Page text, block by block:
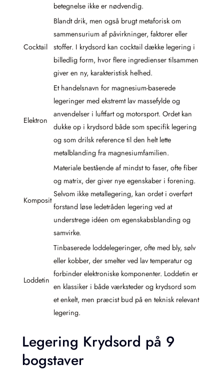
betegnelse ikke er nødvendig.
Cocktail
Blandt drik, men også brugt metaforisk om
sammensurium af påvirkninger, faktorer eller
stoffer. I krydsord kan cocktail dække legering i
billedlig form, hvor flere ingredienser tilsammen
giver en ny, karakteristisk helhed.
Elektron
Et handelsnavn for magnesium-baserede
legeringer med ekstremt lav massefylde og
anvendelser i luftfart og motorsport. Ordet kan
dukke op i krydsord både som specifik legering
og som drilsk reference til den helt lette
metalblanding fra magnesiumfamilien.
Komposit
Materiale bestående af mindst to faser, ofte fiber
og matrix, der giver nye egenskaber i forening.
Selvom ikke metallegering, kan ordet i overført
forstand løse ledetråden legering ved at
understrege idéen om egenskabsblanding og
samvirke.
Loddetin
Tinbaserede loddelegeringer, ofte med bly, sølv
eller kobber, der smelter ved lav temperatur og
forbinder elektroniske komponenter. Loddetin er
en klassiker i både værksteder og krydsord som
et enkelt, men præcist bud på en teknisk relevant
legering.
Legering Krydsord på 9
bogstaver